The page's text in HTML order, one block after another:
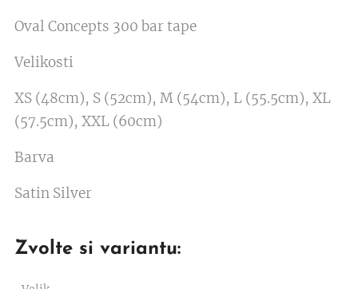
Oval Concepts 300 bar tape
Velikosti
XS (48cm), S (52cm), M (54cm), L (55.5cm), XL
(57.5cm), XXL (60cm)
Barva
Satin Silver
Zvolte si variantu: